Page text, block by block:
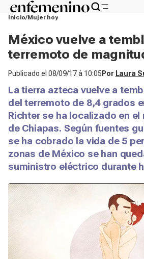
Inicio Mujer hoy
México vuelve a
terremoto de
Publicado el 08/09/17 à 10:05 Por Laura
La tierra azteca vuelve a
del terremoto de 8,4 grados
Richter se ha localizado en
de Chiapas. Según fuentes
se ha cobrado la vida de 5
zonas de México se han
suministro eléctrico durante